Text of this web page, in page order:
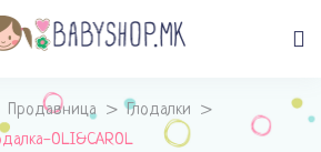
Продавница >Глодалки >
OLI&CAROL